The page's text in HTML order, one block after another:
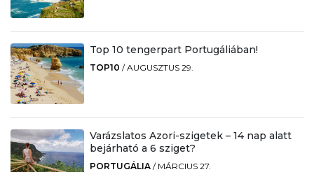
Top 10 tengerpart Portugáliában!
TOP10 /AUGUSZTUS 29.
Varázslatos Azori-szigetek – 14 nap alatt
bejárható a 6 sziget?
PORTUGÁLIA / MÁRCIUS 27.